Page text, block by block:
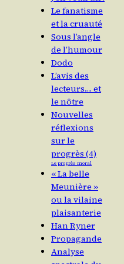
Le fanatisme
et la cruauté
Sous l’angle
de l’humour
Dodo
L’avis des
lecteurs… et
le nôtre
Nouvelles
réflexions
sur le
progrès (4)
Le progrès moral
« La belle
Meunière »
ou la vilaine
plaisanterie
Han Ryner
Propagande
Analyse